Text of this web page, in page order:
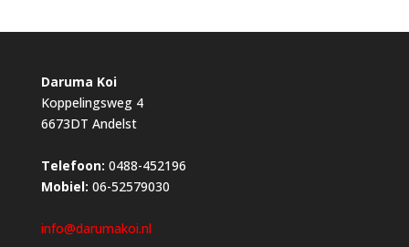
Daruma Koi
Koppelingsweg 4
6673DT Andelst
Telefoon: 0488-452196
Mobiel: 06-52579030
info@darumakoi.nl